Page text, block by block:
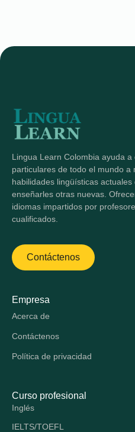
Lingua Learn Colombia ayuda
particulares de todo el mundo a
habilidades lingüísticas
enseñarles otras nuevas.
idiomas impartidos por
cualificados.
Contáctenos
Empresa
Acerca de
Contáctenos
Política de privacidad
Curso profesional
Inglés
IELTS/TOEFL